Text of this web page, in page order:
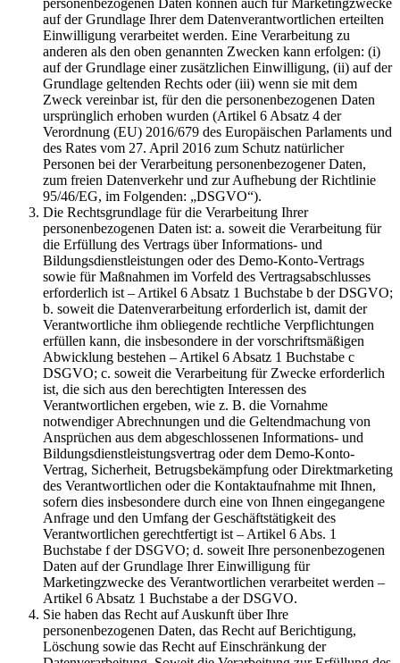
personenbezogenen Daten können auch für Marketingzwecke
auf der Grundlage Ihrer dem Datenverantwortlichen erteilten
Einwilligung verarbeitet werden. Eine Verarbeitung zu
anderen als den oben genannten Zwecken kann erfolgen: (i)
auf der Grundlage einer zusätzlichen Einwilligung, (ii) auf der
Grundlage geltenden Rechts oder (iii) wenn sie mit dem
Zweck vereinbar ist, für den die personenbezogenen Daten
ursprünglich erhoben wurden (Artikel 6 Absatz 4 der
Verordnung (EU) 2016/679 des Europäischen Parlaments und
des Rates vom 27. April 2016 zum Schutz natürlicher
Personen bei der Verarbeitung personenbezogener Daten,
zum freien Datenverkehr und zur Aufhebung der Richtlinie
95/46/EG, im Folgenden: „DSGVO“).
Die Rechtsgrundlage für die Verarbeitung Ihrer
personenbezogenen Daten ist: a. soweit die Verarbeitung für
die Erfüllung des Vertrags über Informations- und
Bildungsdienstleistungen oder des Demo-Konto-Vertrags
sowie für Maßnahmen im Vorfeld des Vertragsabschlusses
erforderlich ist – Artikel 6 Absatz 1 Buchstabe b der DSGVO;
b. soweit die Datenverarbeitung erforderlich ist, damit der
Verantwortliche ihm obliegende rechtliche Verpflichtungen
erfüllen kann, die insbesondere in der vorschriftsmäßigen
Abwicklung bestehen – Artikel 6 Absatz 1 Buchstabe c
DSGVO; c. soweit die Verarbeitung für Zwecke erforderlich
ist, die sich aus den berechtigten Interessen des
Verantwortlichen ergeben, wie z. B. die Vornahme
notwendiger Abrechnungen und die Geltendmachung von
Ansprüchen aus dem abgeschlossenen Informations- und
Bildungsdienstleistungsvertrag oder dem Demo-Konto-
Vertrag, Sicherheit, Betrugsbekämpfung oder Direktmarketing
des Verantwortlichen oder die Kontaktaufnahme mit Ihnen,
sofern dies insbesondere durch eine von Ihnen eingegangene
Anfrage und den Umfang der Geschäftstätigkeit des
Verantwortlichen gerechtfertigt ist – Artikel 6 Abs. 1
Buchstabe f der DSGVO; d. soweit Ihre personenbezogenen
Daten auf der Grundlage Ihrer Einwilligung für
Marketingzwecke des Verantwortlichen verarbeitet werden –
Artikel 6 Absatz 1 Buchstabe a der DSGVO.
Sie haben das Recht auf Auskunft über Ihre
personenbezogenen Daten, das Recht auf Berichtigung,
Löschung sowie das Recht auf Einschränkung der